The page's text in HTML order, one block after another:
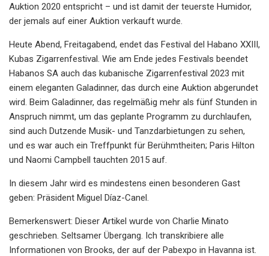
Auktion 2020 entspricht – und ist damit der teuerste Humidor,
der jemals auf einer Auktion verkauft wurde.
Heute Abend, Freitagabend, endet das Festival del Habano XXIII,
Kubas Zigarrenfestival. Wie am Ende jedes Festivals beendet
Habanos SA auch das kubanische Zigarrenfestival 2023 mit
einem eleganten Galadinner, das durch eine Auktion abgerundet
wird. Beim Galadinner, das regelmäßig mehr als fünf Stunden in
Anspruch nimmt, um das geplante Programm zu durchlaufen,
sind auch Dutzende Musik- und Tanzdarbietungen zu sehen,
und es war auch ein Treffpunkt für Berühmtheiten; Paris Hilton
und Naomi Campbell tauchten 2015 auf.
In diesem Jahr wird es mindestens einen besonderen Gast
geben: Präsident Miguel Díaz-Canel.
Bemerkenswert: Dieser Artikel wurde von Charlie Minato
geschrieben. Seltsamer Übergang. Ich transkribiere alle
Informationen von Brooks, der auf der Pabexpo in Havanna ist.